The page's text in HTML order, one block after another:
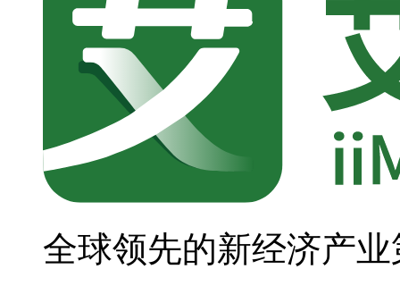
全球领先的新经济产